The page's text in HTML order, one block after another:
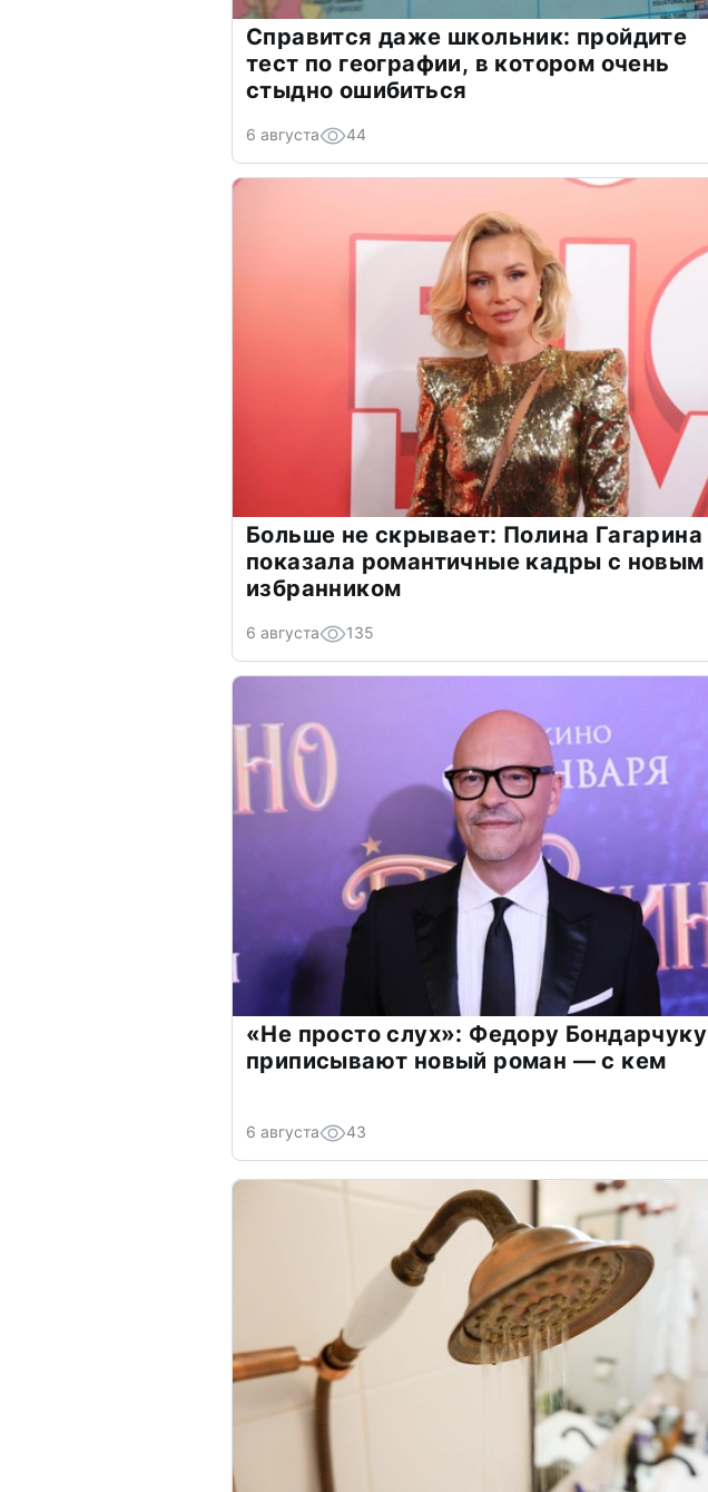
Справится даже школьник: пройдите
тест по географии, в котором очень
стыдно ошибиться
6 августа 44
Больше не скрывает: Полина Гагарина
показала романтичные кадры с новым
избранником
6 августа 135
«Не просто слух»: Федору Бондарчуку
приписывают новый роман — с кем
6 августа 43